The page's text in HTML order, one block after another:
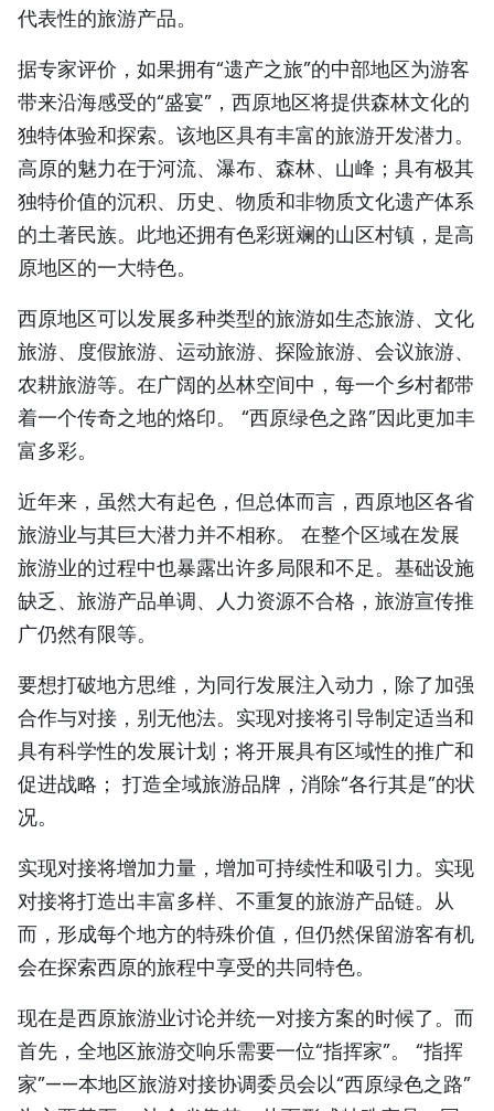
视频
人民报社简介
TIẾNG VIỆT
ENGLISH
РУССКИЙ
ESPAÑOL
代表性的旅游产品。
据专家评价，如果拥有“遗产之旅”的中部地区为游客
带来沿海感受的“盛宴”，西原地区将提供森林文化的
独特体验和探索。该地区具有丰富的旅游开发潜力。
高原的魅力在于河流、瀑布、森林、山峰；具有极其
独特价值的沉积、历史、物质和非物质文化遗产体系
的土著民族。此地还拥有色彩斑斓的山区村镇，是高
原地区的一大特色。
西原地区可以发展多种类型的旅游如生态旅游、文化
旅游、度假旅游、运动旅游、探险旅游、会议旅游、
农耕旅游等。在广阔的丛林空间中，每一个乡村都带
着一个传奇之地的烙印。 “西原绿色之路”因此更加丰
富多彩。
近年来，虽然大有起色，但总体而言，西原地区各省
旅游业与其巨大潜力并不相称。 在整个区域在发展
旅游业的过程中也暴露出许多局限和不足。基础设施
缺乏、旅游产品单调、人力资源不合格，旅游宣传推
广仍然有限等。
要想打破地方思维，为同行发展注入动力，除了加强
合作与对接，别无他法。实现对接将引导制定适当和
具有科学性的发展计划；将开展具有区域性的推广和
促进战略； 打造全域旅游品牌，消除“各行其是”的状
况。
实现对接将增加力量，增加可持续性和吸引力。实现
对接将打造出丰富多样、不重复的旅游产品链。从
而，形成每个地方的特殊价值，但仍然保留游客有机
会在探索西原的旅程中享受的共同特色。
现在是西原旅游业讨论并统一对接方案的时候了。而
首先，全地区旅游交响乐需要一位“指挥家”。 “指挥
家”——本地区旅游对接协调委员会以“西原绿色之路”